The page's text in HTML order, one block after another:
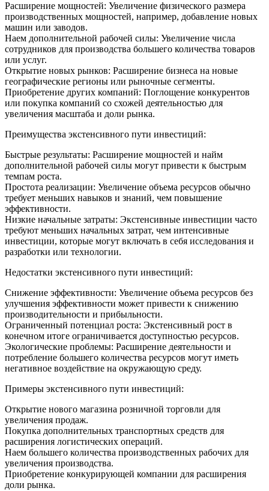
Расширение мощностей: Увеличение физического размера
производственных мощностей, например, добавление новых
машин или заводов.
Наем дополнительной рабочей силы: Увеличение числа
сотрудников для производства большего количества товаров
или услуг.
Открытие новых рынков: Расширение бизнеса на новые
географические регионы или рыночные сегменты.
Приобретение других компаний: Поглощение конкурентов
или покупка компаний со схожей деятельностью для
увеличения масштаба и доли рынка.
Преимущества экстенсивного пути инвестиций:
Быстрые результаты: Расширение мощностей и найм
дополнительной рабочей силы могут привести к быстрым
темпам роста.
Простота реализации: Увеличение объема ресурсов обычно
требует меньших навыков и знаний, чем повышение
эффективности.
Низкие начальные затраты: Экстенсивные инвестиции часто
требуют меньших начальных затрат, чем интенсивные
инвестиции, которые могут включать в себя исследования и
разработки или технологии.
Недостатки экстенсивного пути инвестиций:
Снижение эффективности: Увеличение объема ресурсов без
улучшения эффективности может привести к снижению
производительности и прибыльности.
Ограниченный потенциал роста: Экстенсивный рост в
конечном итоге ограничивается доступностью ресурсов.
Экологические проблемы: Расширение деятельности и
потребление большего количества ресурсов могут иметь
негативное воздействие на окружающую среду.
Примеры экстенсивного пути инвестиций:
Открытие нового магазина розничной торговли для
увеличения продаж.
Покупка дополнительных транспортных средств для
расширения логистических операций.
Наем большего количества производственных рабочих для
увеличения производства.
Приобретение конкурирующей компании для расширения
доли рынка.